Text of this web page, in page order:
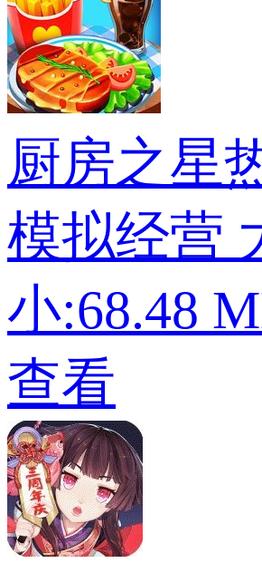
厨房之星
模拟经营
小:68.48
查看